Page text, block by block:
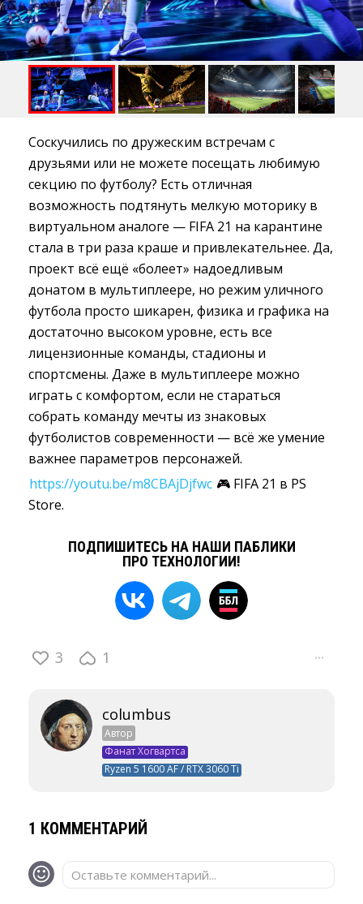
Соскучились по дружеским встречам с
друзьями или не можете посещать любимую
секцию по футболу? Есть отличная
возможность подтянуть мелкую моторику в
виртуальном аналоге — FIFA 21 на карантине
стала в три раза краше и привлекательнее. Да,
проект всё ещё «болеет» надоедливым
донатом в мультиплеере, но режим уличного
футбола просто шикарен, физика и графика на
достаточно высоком уровне, есть все
лицензионные команды, стадионы и
спортсмены. Даже в мультиплеере можно
играть с комфортом, если не стараться
собрать команду мечты из знаковых
футболистов современности — всё же умение
важнее параметров персонажей.
https://youtu.be/m8CBAjDjfwc 🎮 FIFA 21 в PS
Store.
ПОДПИШИТЕСЬ НА НАШИ ПАБЛИКИ
ПРО ТЕХНОЛОГИИ!
3 1 ···
columbus
Автор
Фанат Хогвартса
Ryzen 5 1600 AF / RTX 3060 Ti
1 КОММЕНТАРИЙ
Оставьте комментарий...